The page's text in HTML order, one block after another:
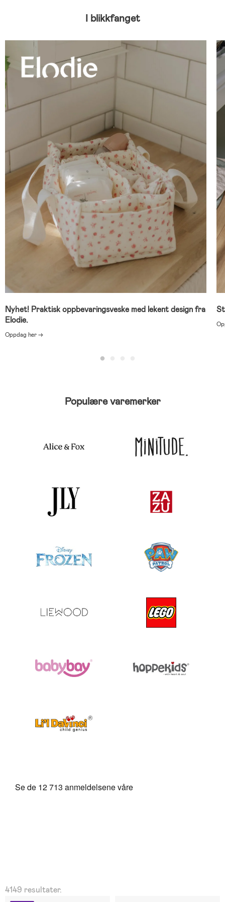
I blikkfanget
Nyhet! Praktisk oppbevaringsveske med lekent design fra
Elodie.
Oppdag her →
Populære varemerker
4149 resultater.